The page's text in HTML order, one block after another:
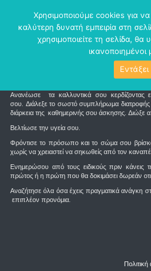
Τι είναι το e-farmacy
Ανανέωσε τα καλλυντικά σου κερδίζοντας
σου. Διάλεξε το σωστό συμπλήρωμα διατροφής
διάρκεια της καθημερινής σου άσκησης. Διώξε
Βελτίωσε την υγεία σου.
Φρόντισε το πρόσωπο και το σώμα σου
χωρίς να χρειαστεί να σηκωθείς από τον
Ενημερώσου από τους ειδικούς πριν
πρώτος ή η πρώτη που θα δοκιμάσει δωρεάν οτι
Αναζήτησε όλα όσα έχεις πραγματικά
επιπλέον προνόμια.
Χρησιμοποιούμε cookies για
καλύτερη δυνατή εμπειρία στη
χρησιμοποιείτε τη σελίδα,
ικανοποιημένοι
Εντάξει